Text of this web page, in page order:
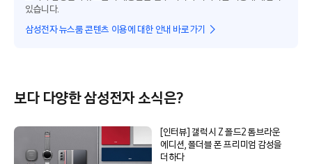
있습니다.
삼성전자 뉴스룸 콘텐츠 이용에 대한 안내 바로가기
보다 다양한 삼성전자 소식은?
[인터뷰] 갤럭시 Z 폴드2 톰브라운
에디션, 폴더블 폰 프리미엄 감성을
더하다